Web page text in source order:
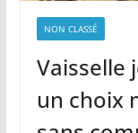
NON CLASSÉ
Vaisselle
un choix